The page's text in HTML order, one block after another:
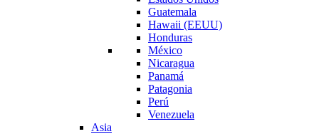
Guatemala
Hawaii (EEUU)
Honduras
México
Nicaragua
Panamá
Patagonia
Perú
Venezuela
Asia